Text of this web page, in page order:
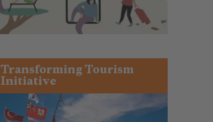
Transforming Tourism
Initiative